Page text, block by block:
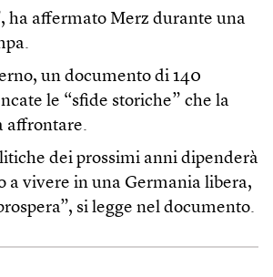
ha affermato Merz durante una
un documento di 140
le “sfide storiche” che la
affrontare.
dei prossimi anni dipenderà
a vivere in una Germania libera,
si legge nel documento.